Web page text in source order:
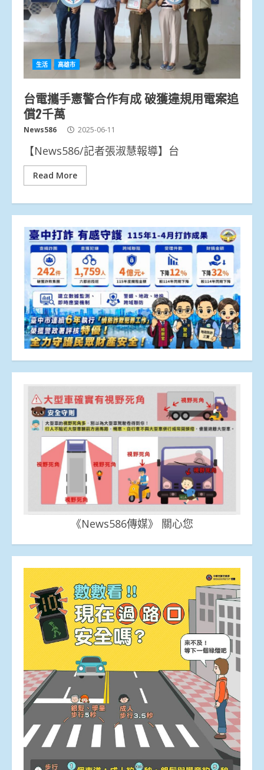
生活 高雄市
台電攜手憲警合作有成 破獲違規用電案追
償2千萬
News586 2025-06-11
【News586/記者張淑慧報導】台
Read More
《News586傳媒》 關心您